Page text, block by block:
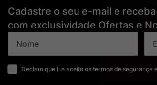
Cadastre o seu e-mail e receba
com exclusividade Ofertas e
Declaro que li e aceito os termos de segurança